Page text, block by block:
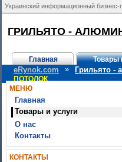
Украинский информационный бизнес-
ГРИЛЬЯТО -
Главная Товары
eRynok.com » Грильято -
ПОТОЛОК
МЕНЮ
Главная
Товары и услуги
О нас
Контакты
КОНТАКТЫ